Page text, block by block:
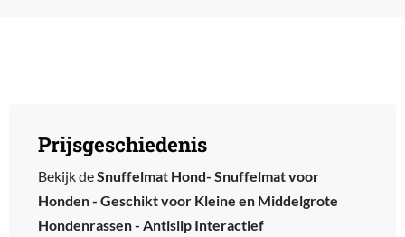
Prijsgeschiedenis
Bekijk deSnuffelmat Hond- Snuffelmat voor
Honden - Geschikt voor Kleine en Middelgrote
Hondenrassen - Antislip Interactief